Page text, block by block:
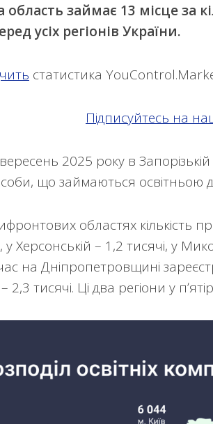
область займає 13 місце за
усіх регіонів України.
статистика
Підписуйтесь на
2025 року в
що займаються освітньою
областях кількість
Херсонській – 1,2 тисячі, у
на Дніпропетровщині
2,3 тисячі. Ці два регіони у